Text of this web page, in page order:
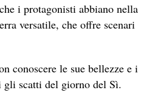
i protagonisti abbiano nella
versatile, che offre scenari
conoscere le sue bellezze e i
gli scatti del giorno del Sì.